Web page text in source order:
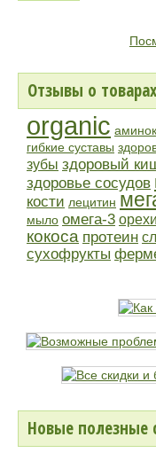
Отзывы о
organic
гибкие суставы
зубы здоровый
здоровье сосудов
кости лецитин
мыло омега-3 орехи
кокоса протеин
сухофрукты
Новые полезные